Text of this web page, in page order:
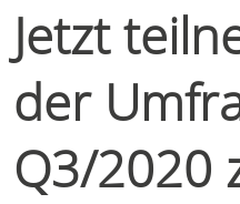
Jetzt
der
Q3/2020